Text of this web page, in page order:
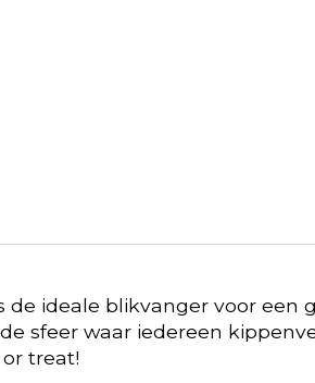
ideale blikvanger voor een
sfeer waar iedereen
treat!